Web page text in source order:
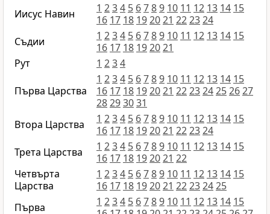
Иисус Навин
1 234 5 6789 10 11 12 13 14 15
16 17 18 192021 222324
Съдии
1 234 5 6789 10 11 12 13 14 15
16 17 18 192021
Рут
1 234
Първa Царства
1 234 5 6789 10 11 12 13 14 15
16 17 18 192021 222324252627
28293031
Втора Царства
1 234 5 6789 10 11 12 13 14 15
16 17 18 192021 222324
Трета Царства
1 234 5 6789 10 11 12 13 14 15
16 17 18 192021 22
Четвърта
Царства
1 234 5 6789 10 11 12 13 14 15
16 17 18 192021 22232425
Първа
1 234 5 6789 10 11 12 13 14 15